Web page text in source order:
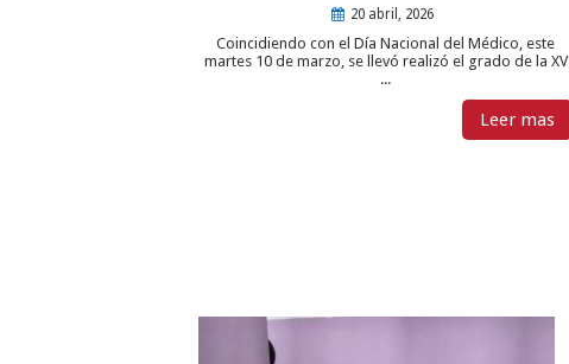
20 abril, 2026
Coincidiendo con el Día Nacional del Médico, este
martes 10 de marzo, se llevó realizó el grado de la XV
...
Leer mas